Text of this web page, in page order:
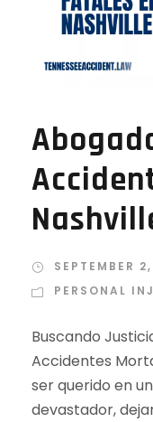
SEPTEMBER
PERSONAL
Buscando
Accidentes
ser querido en
devastador,